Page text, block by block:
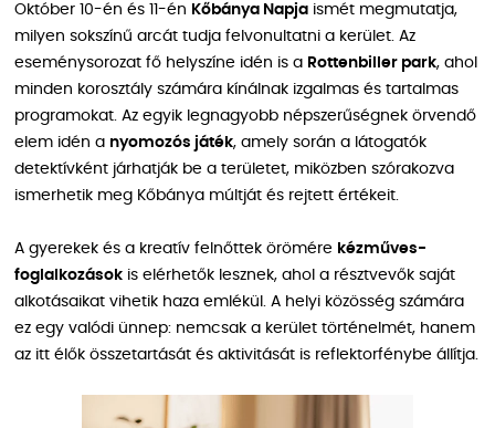
Október 10-én és 11-én Kőbánya Napja ismét megmutatja,
milyen sokszínű arcát tudja felvonultatni a kerület. Az
eseménysorozat fő helyszíne idén is a Rottenbiller park, ahol
minden korosztály számára kínálnak izgalmas és tartalmas
programokat. Az egyik legnagyobb népszerűségnek örvendő
elem idén a nyomozós játék, amely során a látogatók
detektívként járhatják be a területet, miközben szórakozva
ismerhetik meg Kőbánya múltját és rejtett értékeit.
A gyerekek és a kreatív felnőttek örömére kézműves-
foglalkozások is elérhetők lesznek, ahol a résztvevők saját
alkotásaikat vihetik haza emlékül. A helyi közösség számára
ez egy valódi ünnep: nemcsak a kerület történelmét, hanem
az itt élők összetartását és aktivitását is reflektorfénybe állítja.